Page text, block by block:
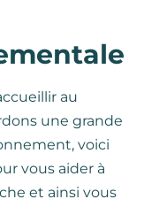
au
une grande
voici
vous aider à
et ainsi vous